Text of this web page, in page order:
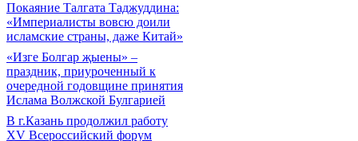
Покаяние Талгата Таджуддина:
«Империалисты вовсю доили
исламские страны, даже Китай»
«Изге Болгар җыены» –
праздник, приуроченный к
очередной годовщине принятия
Ислама Волжской Булгарией
В г.Казань продолжил работу
XV Всероссийский форум